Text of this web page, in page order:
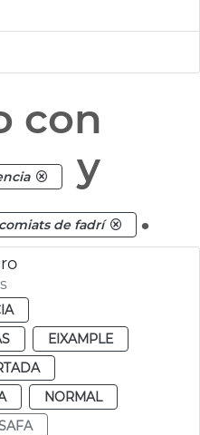
con
y
comiats de fadrí .
EIXAMPLE
NORMAL